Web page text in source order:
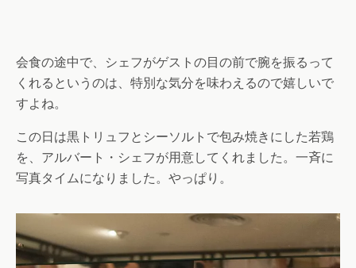
会食の途中で、シェフがゲストの目の前で腕を振るって
くれるというのは、特別な気分を味わえるので嬉しいで
すよね。
この日は黒トリュフとシーソルトで包み焼きにした若鶏
を、アルバート・シェフが用意してくれました。一斉に
写真タイムになりました。やっぱり。